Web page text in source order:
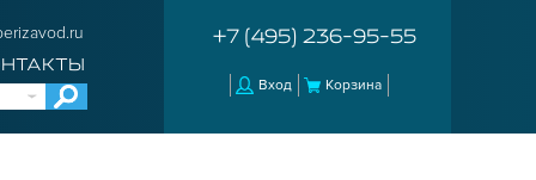
+7 (495) 236-95-55
Вход Корзина